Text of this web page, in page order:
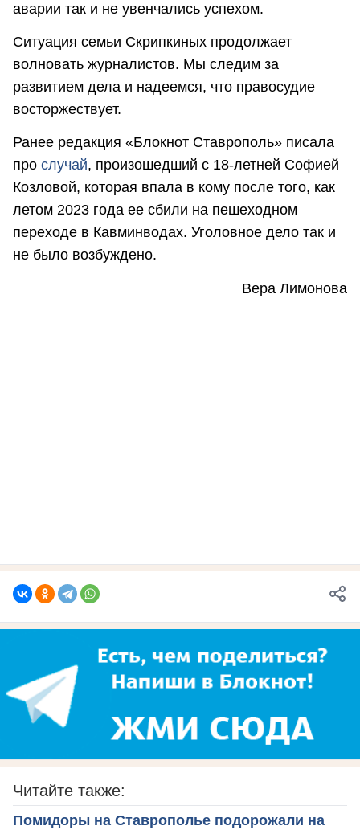
аварии так и не увенчались успехом.
Ситуация семьи Скрипкиных продолжает
волновать журналистов. Мы следим за
развитием дела и надеемся, что правосудие
восторжествует.
Ранее редакция «Блокнот Ставрополь» писала
про случай, произошедший с 18-летней Софией
Козловой, которая впала в кому после того, как
летом 2023 года ее сбили на пешеходном
переходе в Кавминводах. Уголовное дело так и
не было возбуждено.
Вера Лимонова
Читайте также:
Помидоры на Ставрополье подорожали на